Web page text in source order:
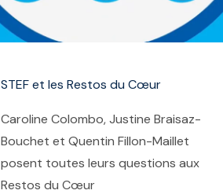
STEF et les Restos du Cœur
Caroline Colombo, Justine Braisaz-
Bouchet et Quentin Fillon-Maillet
posent toutes leurs questions aux
Restos du Cœur